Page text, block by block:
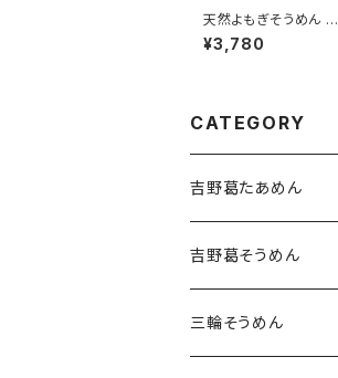
天然よもぎそうめん 紙
箱 38束
¥3,780
CATEGORY
吉野葛たあめん
吉野葛そうめん
三輪そうめん